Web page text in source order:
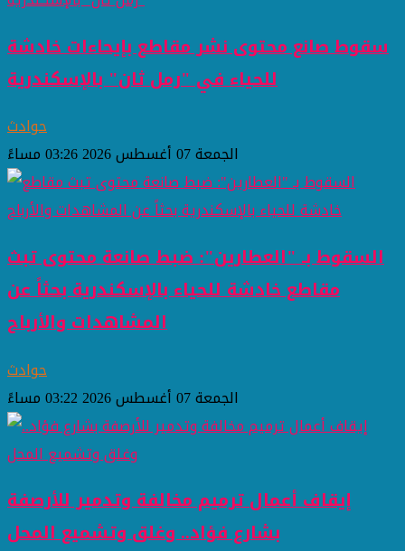
سقوط صانع محتوى نشر مقاطع بإيحاءات خادشة
للحياء في "رمل ثان" بالإسكندرية
حوادث
الجمعة 07 أغسطس 2026 03:26 مساءً
السقوط بـ "العطارين": ضبط صانعة محتوى تبث
مقاطع خادشة للحياء بالإسكندرية بحثاً عن
المشاهدات والأرباح
حوادث
الجمعة 07 أغسطس 2026 03:22 مساءً
إيقاف أعمال ترميم مخالفة وتدمير للأرصفة
بشارع فؤاد.. وغلق وتشميع المحل